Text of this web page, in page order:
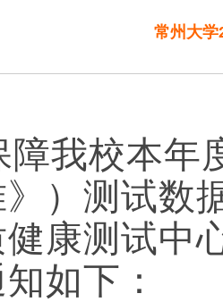
常州大学
障我校本年
）测试数
康测试中
如下：